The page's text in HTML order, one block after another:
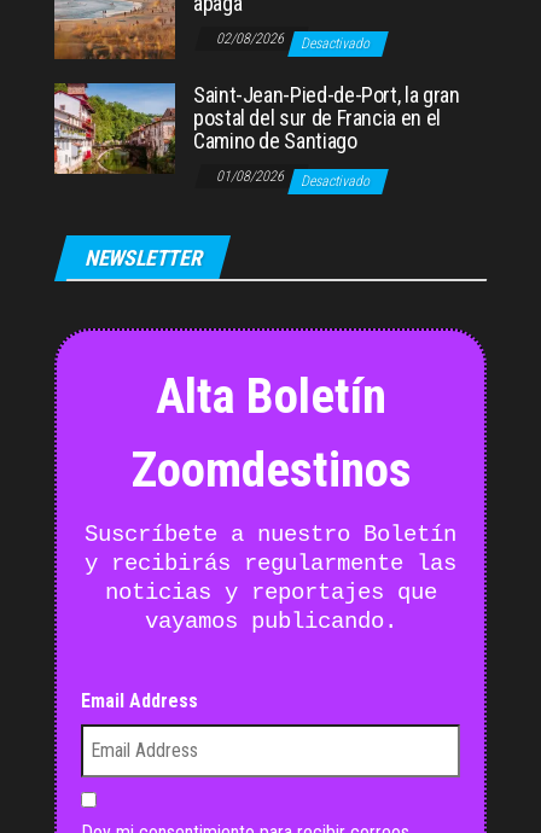
02/08/2026 Desactivado
Saint-Jean-Pied-de-Port, la gran
postal del sur de Francia en el
Camino de Santiago
01/08/2026 Desactivado
NEWSLETTER
Alta Boletín
Zoomdestinos
Suscríbete a nuestro Boletín
y recibirás regularmente las
noticias y reportajes que
vayamos publicando.
Email Address